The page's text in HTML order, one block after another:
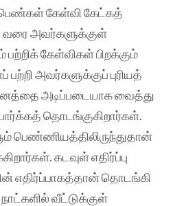
கேள்வி கேட்கத்
வரை அவர்களுக்குள்
பற்றிக் கேள்விகள் பிறக்கும்
அவர்களுக்குப் புரியத்
அடிப்படையாக வைத்து
பார்க்கத் தொடங்குகிறார்கள்.
பெண்ணியத்திலிருந்துதான்
கடவுள் எதிர்ப்பு
எதிர்ப்பாகத்தான் தொடங்கி
நாட்களில் வீட்டுக்குள்